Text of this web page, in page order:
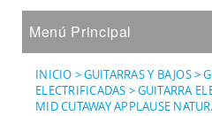
Menú Principal
INICIO >GUITARRAS Y BAJOS>
ELECTRIFICADAS >GUITARRA
MID CUTAWAY APPLAUSE